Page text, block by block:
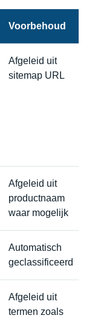
Voorbehoud
Afgeleid uit
sitemap URL
Afgeleid uit
productnaam
waar mogelijk
Automatisch
geclassificeerd
Afgeleid uit
termen zoals